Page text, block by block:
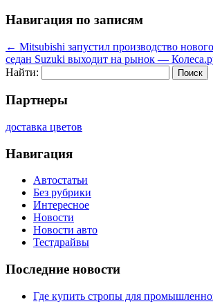
Навигация по записям
← Mitsubishi запустил производство
седан Suzuki выходит на рынок —
Найти:
Партнеры
доставка цветов
Навигация
Автостатьи
Без рубрики
Интересное
Новости
Новости авто
Тестдрайвы
Последние новости
Где купить стропы для